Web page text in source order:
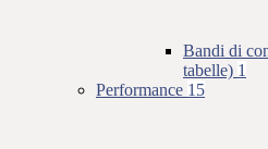
Bandi di
tabelle) 1
Performance 15